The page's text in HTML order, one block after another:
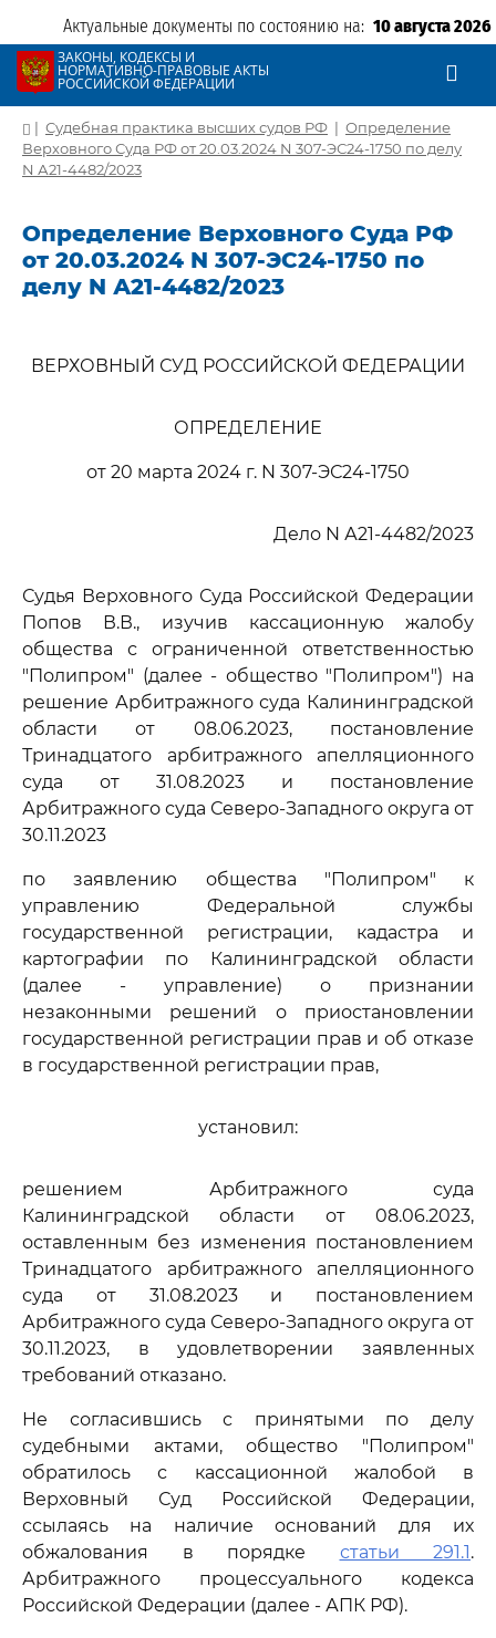
Актуальные документы по состоянию на: 10 августа 2026
ЗАКОНЫ, КОДЕКСЫ И
НОРМАТИВНО-ПРАВОВЫЕ АКТЫ
РОССИЙСКОЙ ФЕДЕРАЦИИ
| Судебная практика высших судов РФ | Определение
Верховного Суда РФ от 20.03.2024 N 307-ЭС24-1750 по делу
N А21-4482/2023
Определение Верховного Суда РФ
от 20.03.2024 N 307-ЭС24-1750 по
делу N А21-4482/2023
ВЕРХОВНЫЙ СУД РОССИЙСКОЙ ФЕДЕРАЦИИ
ОПРЕДЕЛЕНИЕ
от 20 марта 2024 г. N 307-ЭС24-1750
Дело N А21-4482/2023
Судья Верховного Суда Российской Федерации
Попов В.В., изучив кассационную жалобу
общества с ограниченной ответственностью
"Полипром" (далее - общество "Полипром") на
решение Арбитражного суда Калининградской
области от 08.06.2023, постановление
Тринадцатого арбитражного апелляционного
суда от 31.08.2023 и постановление
Арбитражного суда Северо-Западного округа от
30.11.2023
по заявлению общества "Полипром" к
управлению Федеральной службы
государственной регистрации, кадастра и
картографии по Калининградской области
(далее - управление) о признании
незаконными решений о приостановлении
государственной регистрации прав и об отказе
в государственной регистрации прав,
установил:
решением Арбитражного суда
Калининградской области от 08.06.2023,
оставленным без изменения постановлением
Тринадцатого арбитражного апелляционного
суда от 31.08.2023 и постановлением
Арбитражного суда Северо-Западного округа от
30.11.2023, в удовлетворении заявленных
требований отказано.
Не согласившись с принятыми по делу
судебными актами, общество "Полипром"
обратилось с кассационной жалобой в
Верховный Суд Российской Федерации,
ссылаясь на наличие оснований для их
обжалования в порядке статьи 291.1.
Арбитражного процессуального кодекса
Российской Федерации (далее - АПК РФ).